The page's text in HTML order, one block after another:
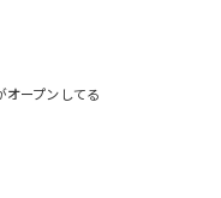
オープンしてる